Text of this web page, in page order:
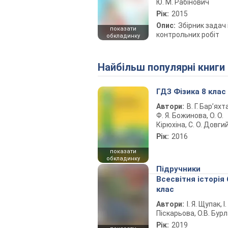
показати
обкладинку
Ю. М. Рабінович
Рік: 2015
Опис: Збірник задач
контрольних робіт
Найбільш популярні книги
показати
обкладинку
ГДЗ Фізика 8 клас
Автори: В. Г.
Ф. Я. Божинова, О. О.
Кірюхіна, С. О.
Рік: 2016
Підручники
Всесвітня історія
клас
Автори:
І. Я. Щупак,
Піскарьова, О.В.
Рік: 2019